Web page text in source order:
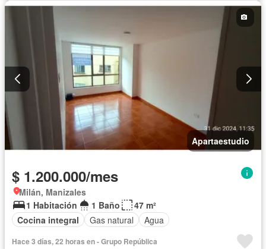
Apartaestudio
$ 1.200.000/mes
Milán, Manizales
1 Habitación
1 Baño
47 m²
Cocina integral
Gas natural Agua
Hace 3 días, 22 horas en - Grupo República